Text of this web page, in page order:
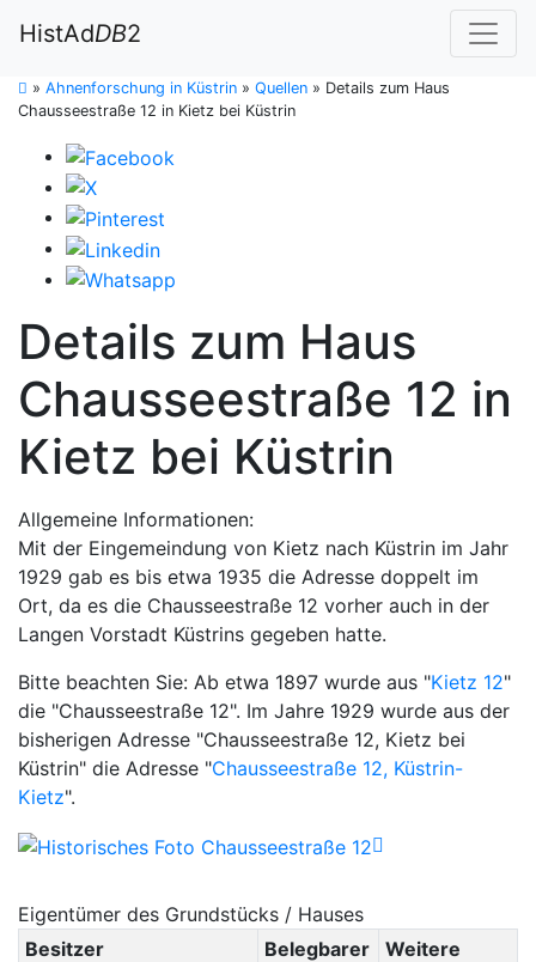
HistAdDB2
» Ahnenforschung in Küstrin » Quellen » Details zum Haus
Chausseestraße 12 in Kietz bei Küstrin
Details zum Haus
Chausseestraße 12 in
Kietz bei Küstrin
Allgemeine Informationen:
Mit der Eingemeindung von Kietz nach Küstrin im Jahr
1929 gab es bis etwa 1935 die Adresse doppelt im
Ort, da es die Chausseestraße 12 vorher auch in der
Langen Vorstadt Küstrins gegeben hatte.
Bitte beachten Sie: Ab etwa 1897 wurde aus "Kietz 12"
die "Chausseestraße 12". Im Jahre 1929 wurde aus der
bisherigen Adresse "Chausseestraße 12, Kietz bei
Küstrin" die Adresse "Chausseestraße 12, Küstrin-
Kietz".
Eigentümer des Grundstücks / Hauses
Besitzer
Belegbarer
Weitere